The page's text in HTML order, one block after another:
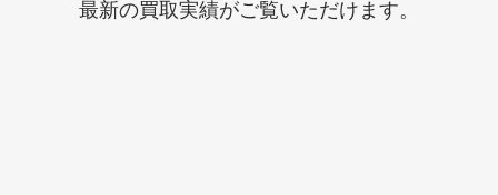
最新の買取実績がご覧いただけます。